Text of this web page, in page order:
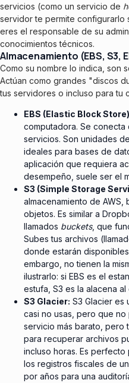
servicios (como un servicio de
servidor te permite configurarlo
eres el responsable de su
conocimientos técnicos.
Almacenamiento (EBS, S3,
Como su nombre lo indica, son
Actúan como grandes "discos
tus servidores o incluso para tu
EBS (Elastic Block
computadora. Se conecta
servicios. Son unidades
ideales para bases de
aplicación que requiera
desempeño, suele ser el
S3 (Simple Storage
almacenamiento de AWS,
objetos. Es similar a
llamados buckets, que
Subes tus archivos
donde estarán
embargo, no tienen la
ilustrarlo: si EBS es el
estufa, S3 es la alacena
S3 Glacier: S3 Glacier es
casi no usas, pero que
servicio más barato, pero
para recuperar archivos
incluso horas. Es
los registros fiscales de
por años para una